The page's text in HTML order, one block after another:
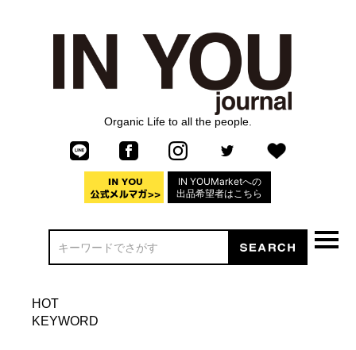
Organic Life to all the people.
IN YOUMarketへの
出品希望者はこちら
HOT
KEYWORD